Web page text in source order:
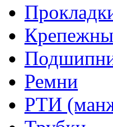
Ремни
РТИ